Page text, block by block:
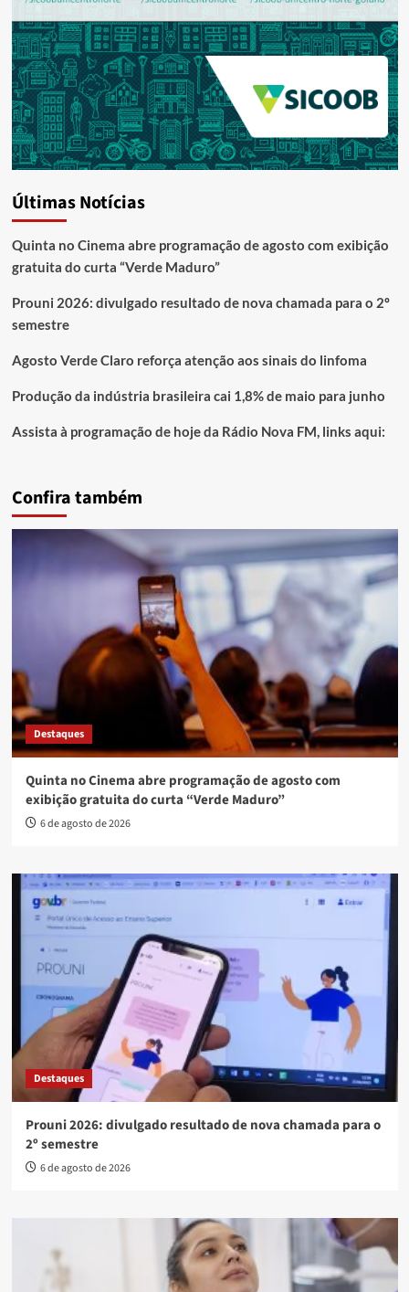
Últimas Notícias
Quinta no Cinema abre programação de agosto com exibição
gratuita do curta “Verde Maduro”
Prouni 2026: divulgado resultado de nova chamada para o 2º
semestre
Agosto Verde Claro reforça atenção aos sinais do linfoma
Produção da indústria brasileira cai 1,8% de maio para junho
Assista à programação de hoje da Rádio Nova FM, links aqui:
Confira também
Destaques
Quinta no Cinema abre programação de agosto com
exibição gratuita do curta “Verde Maduro”
6 de agosto de 2026
Destaques
Prouni 2026: divulgado resultado de nova chamada para o
2º semestre
6 de agosto de 2026